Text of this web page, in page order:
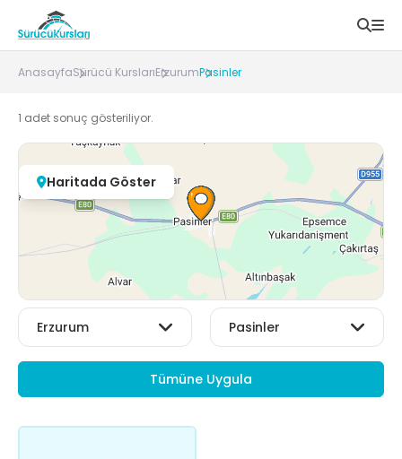
AnasayfaSürücü KurslarıErzurumPasinler
1 adet sonuç gösteriliyor.
Haritada Göster
Tümüne Uygula